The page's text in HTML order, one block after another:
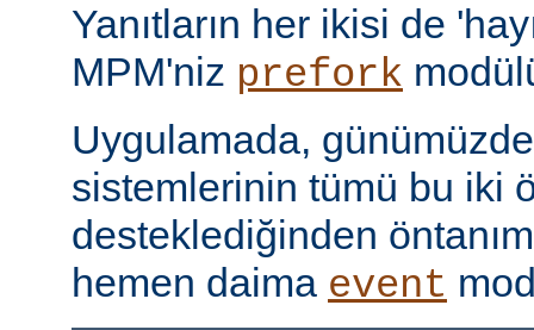
Yanıtların her ikisi de
MPM'niz prefork
Uygulamada,
sistemlerinin tümü bu iki
desteklediğinden
hemen daima event